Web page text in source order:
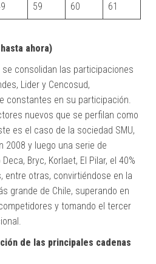
59 60
61
ahora)
consolidan las participaciones
Lider y Cencosud,
constantes en su participación.
nuevos que se perfilan como
es el caso de la sociedad SMU,
2008 y luego una serie de
Bryc, Korlaet, El Pilar, el 40%
entre otras, convirtiéndose en la
grande de Chile, superando en
y tomando el tercer
de las principales cadenas